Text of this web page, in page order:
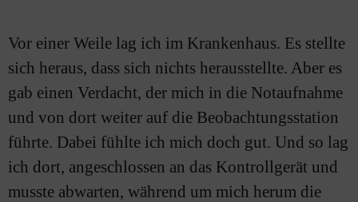
Vor einer Weile lag ich im Krankenhaus. Es stellte
sich heraus, dass sich nichts herausstellte. Aber es
gab einen Verdacht, der mich in die Notaufnahme
und von dort weiter auf die Beobachtungsstation
führte. Dabei fühlte ich mich doch gut. Und so lag
ich dort, angeschlossen an das Kontrollgerät und
musste abwarten, während um mich herum die